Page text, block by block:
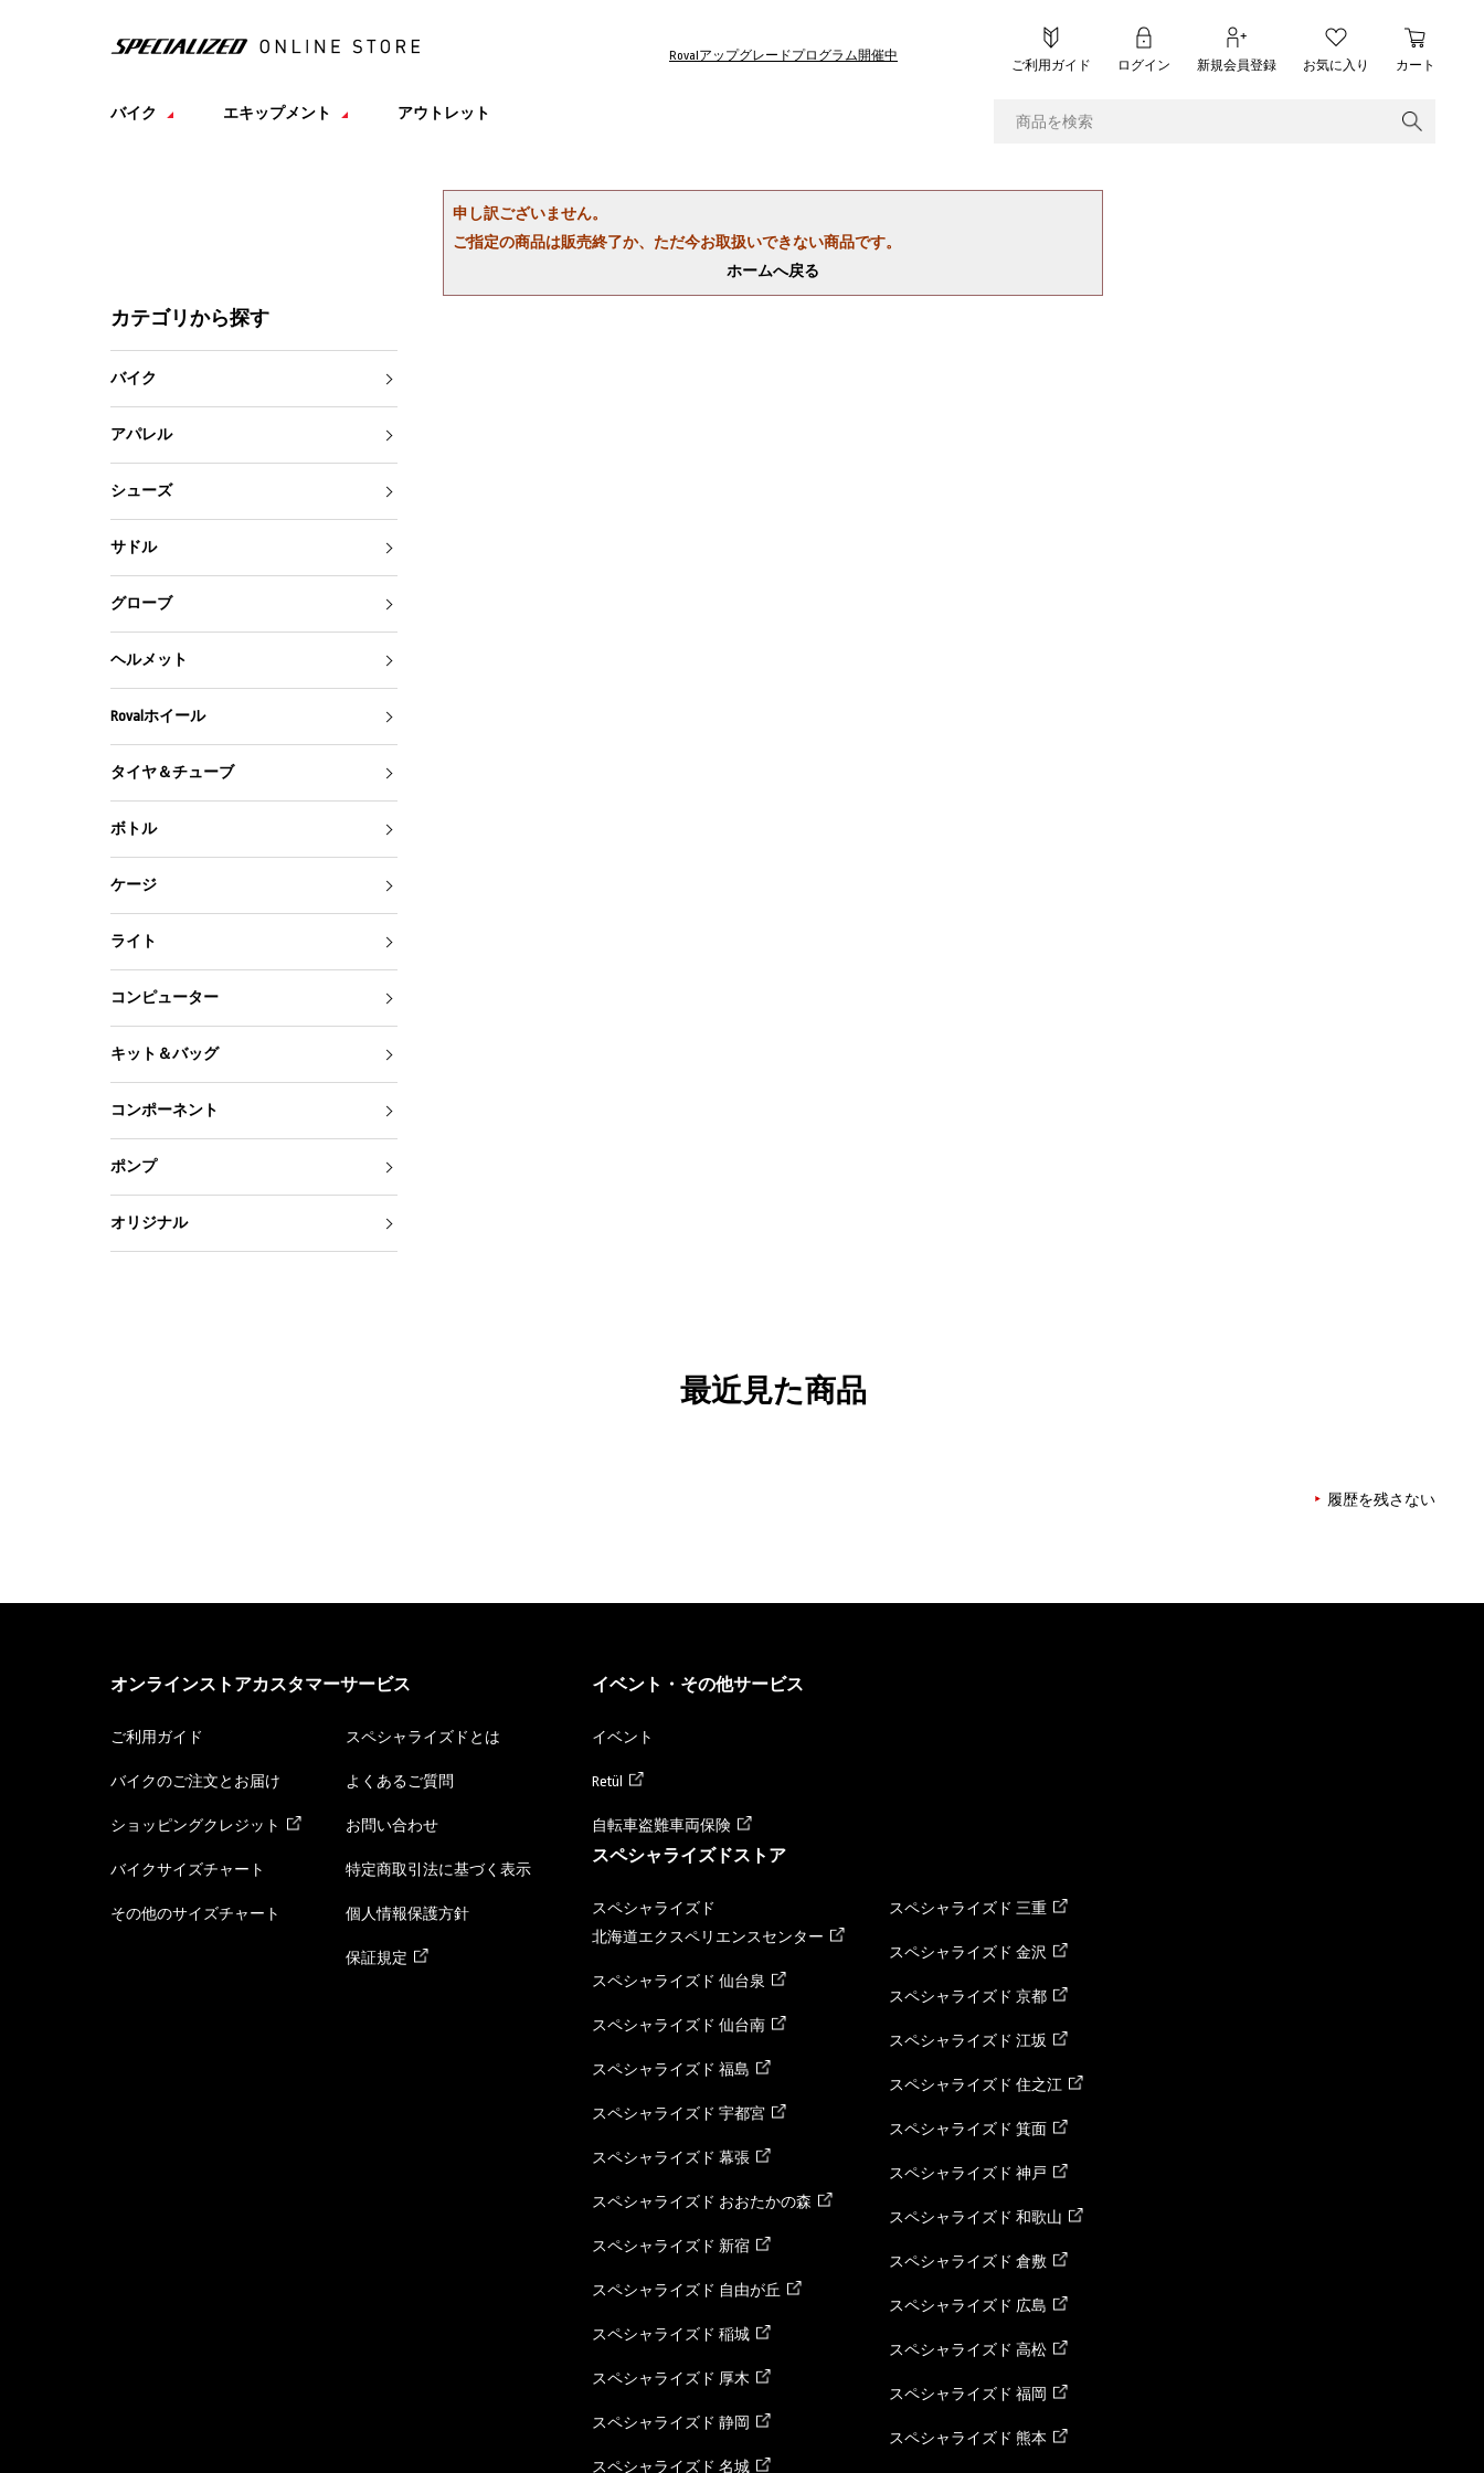
Rovalアップグレードプログラム開催中
ご利用ガイド ログイン 新規会員登録 お気に入り カート
バイク エキップメント アウトレット
申し訳ございません。
ご指定の商品は販売終了か、ただ今お取扱いできない商品です。
ホームへ戻る
カテゴリから探す
バイク
アパレル
シューズ
サドル
グローブ
ヘルメット
Rovalホイール
タイヤ＆チューブ
ボトル
ケージ
ライト
コンピューター
キット＆バッグ
コンポーネント
ポンプ
オリジナル
最近見た商品
履歴を残さない
オンラインストアカスタマーサービス
ご利用ガイド
バイクのご注文とお届け
ショッピングクレジット
バイクサイズチャート
その他のサイズチャート
スペシャライズドとは
よくあるご質問
お問い合わせ
特定商取引法に基づく表示
個人情報保護方針
保証規定
イベント・その他サービス
イベント
Retül
自転車盗難車両保険
スペシャライズドストア
スペシャライズド
北海道エクスペリエンスセンター
スペシャライズド 仙台泉
スペシャライズド 仙台南
スペシャライズド 福島
スペシャライズド 宇都宮
スペシャライズド 幕張
スペシャライズド おおたかの森
スペシャライズド 新宿
スペシャライズド 自由が丘
スペシャライズド 稲城
スペシャライズド 厚木
スペシャライズド 静岡
スペシャライズド 名城
スペシャライズド 三重
スペシャライズド 金沢
スペシャライズド 京都
スペシャライズド 江坂
スペシャライズド 住之江
スペシャライズド 箕面
スペシャライズド 神戸
スペシャライズド 和歌山
スペシャライズド 倉敷
スペシャライズド 広島
スペシャライズド 高松
スペシャライズド 福岡
スペシャライズド 熊本